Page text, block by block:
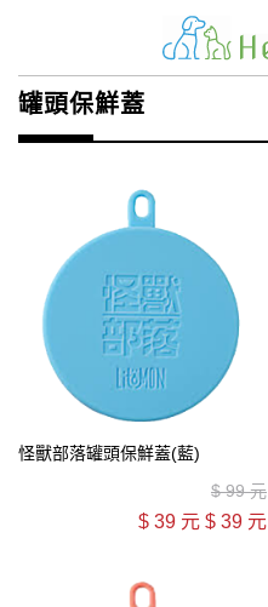
罐頭保鮮蓋
怪獸部落罐頭保鮮蓋(藍)
$99 元
$ 39 元 $ 39 元